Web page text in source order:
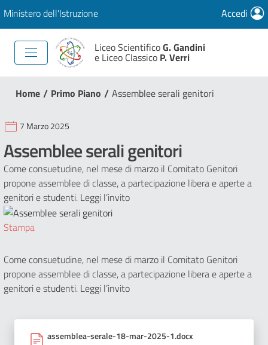
Ministero dell'Istruzione Accedi
Liceo ScientificoG. Gandini
e Liceo Classico P. Verri
Home / Primo Piano / Assemblee serali genitori
7 Marzo 2025
Assemblee serali genitori
Come consuetudine, nel mese di marzo il Comitato Genitori
propone assemblee di classe, a partecipazione libera e aperte a
genitori e studenti. Leggi l’invito
Stampa
Come consuetudine, nel mese di marzo il Comitato Genitori
propone assemblee di classe, a partecipazione libera e aperte a
genitori e studenti. Leggi l’invito
assemblea-serale-18-mar-2025-1.docx